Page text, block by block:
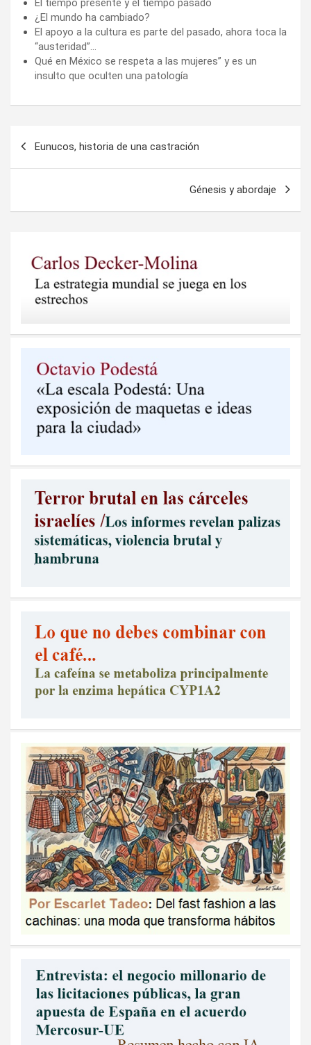
El tiempo presente y el tiempo pasado
¿El mundo ha cambiado?
El apoyo a la cultura es parte del pasado, ahora toca la
“austeridad”…
Qué en México se respeta a las mujeres” y es un
insulto que oculten una patología
Eunucos, historia de una castración
Génesis y abordaje